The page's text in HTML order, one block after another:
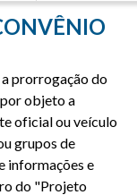
prorrogação do
objeto a
oficial ou veículo
grupos de
informações e
do "Projeto